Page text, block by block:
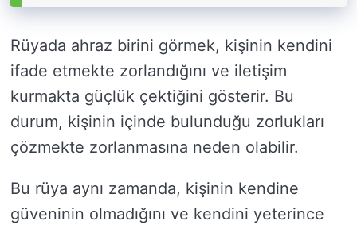
Rüyada ahraz birini görmek, kişinin kendini
ifade etmekte zorlandığını ve iletişim
kurmakta güçlük çektiğini gösterir. Bu
durum, kişinin içinde bulunduğu zorlukları
çözmekte zorlanmasına neden olabilir.
Bu rüya aynı zamanda, kişinin kendine
güveninin olmadığını ve kendini yeterince